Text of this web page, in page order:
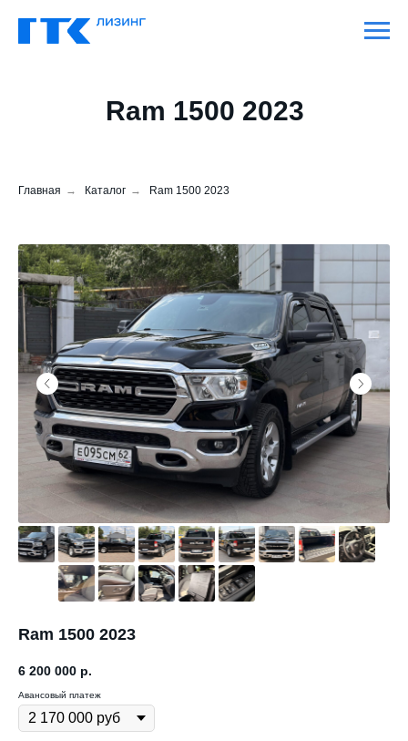
Ram 1500 2023
Главная → Каталог → Ram 1500 2023
Ram 1500 2023
6 200 000 р.
Авансовый платеж